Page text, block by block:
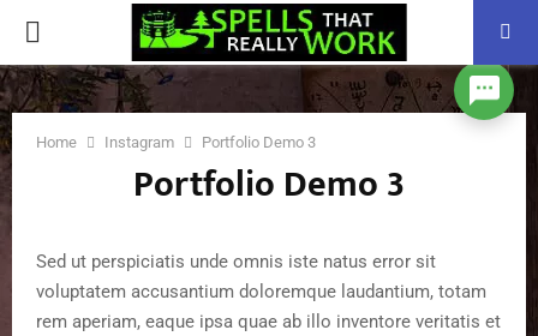
PRIMARY
MENU
Home Instagram Portfolio Demo 3
Portfolio Demo 3
Sed ut perspiciatis unde omnis iste natus error sit
voluptatem accusantium doloremque laudantium, totam
rem aperiam, eaque ipsa quae ab illo inventore veritatis et